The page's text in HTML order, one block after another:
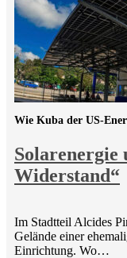
Solarenergie
Widerstand“
Wie Kuba der US-
Im Stadtteil Alcides
Gelände einer
Einrichtung. Wo…